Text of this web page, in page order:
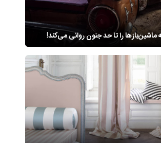
ماشین‌بازها را تا حد جنون روانی می‌کند!